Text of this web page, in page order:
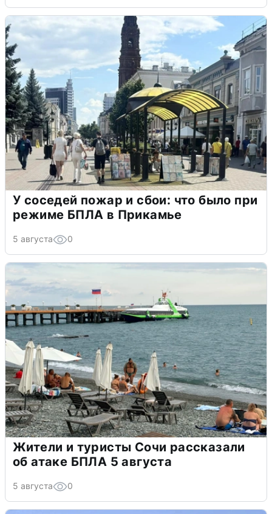
У соседей пожар и сбои: что было при
режиме БПЛА в Прикамье
5 августа 0
Жители и туристы Сочи рассказали
об атаке БПЛА 5 августа
5 августа 0